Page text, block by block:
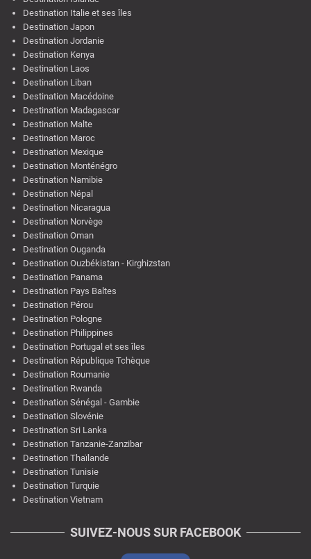
Destination Italie et ses îles
Destination Japon
Destination Jordanie
Destination Kenya
Destination Laos
Destination Liban
Destination Macédoine
Destination Madagascar
Destination Malte
Destination Maroc
Destination Mexique
Destination Monténégro
Destination Namibie
Destination Népal
Destination Nicaragua
Destination Norvège
Destination Oman
Destination Ouganda
Destination Ouzbékistan - Kirghizstan
Destination Panama
Destination Pays Baltes
Destination Pérou
Destination Pologne
Destination Philippines
Destination Portugal et ses îles
Destination République Tchèque
Destination Roumanie
Destination Rwanda
Destination Sénégal - Gambie
Destination Slovénie
Destination Sri Lanka
Destination Tanzanie-Zanzibar
Destination Thaïlande
Destination Tunisie
Destination Turquie
Destination Vietnam
SUIVEZ-NOUS SUR FACEBOOK